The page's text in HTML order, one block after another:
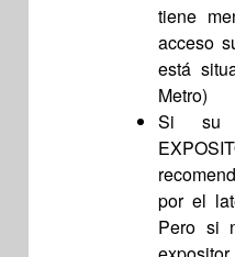
tiene
acceso
está
Metro)
Si su
por el
Pero si